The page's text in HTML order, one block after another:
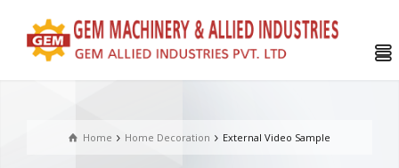
Home Home Decoration External Video Sample